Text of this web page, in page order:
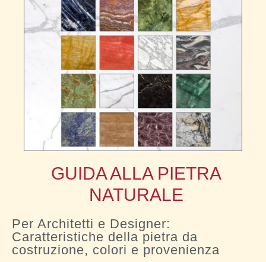
GUIDA ALLA PIETRA
NATURALE
Per Architetti e Designer:
Caratteristiche della pietra da
costruzione, colori e provenienza